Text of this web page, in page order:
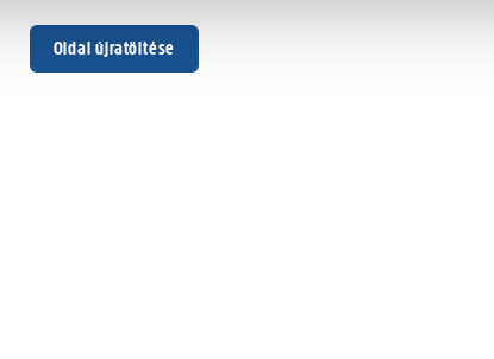
Oldal újratöltése